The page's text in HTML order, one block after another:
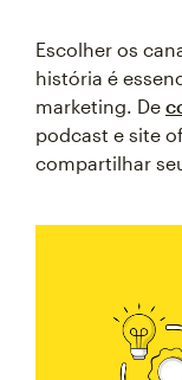
Escolher os
história é
marketing. De
podcast e site
compartilhar